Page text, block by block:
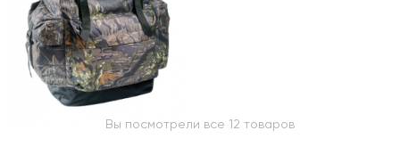
Вы посмотрели все 12 товаров